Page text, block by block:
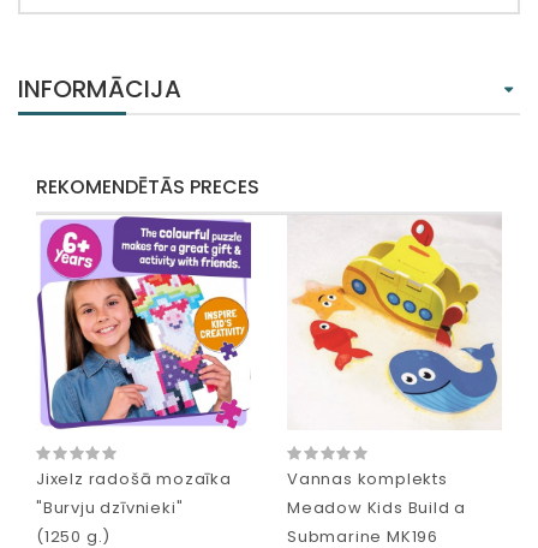
INFORMĀCIJA
REKOMENDĒTĀS PRECES
Jixelz radošā mozaīka
"Burvju dzīvnieki"
(1250 g.)
Vannas komplekts
Meadow Kids Build a
Submarine MK196